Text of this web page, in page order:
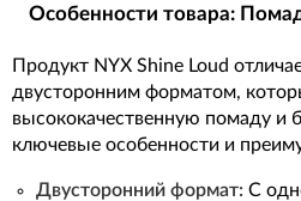
Особенности товара:
Продукт NYX Shine Loud
двусторонним форматом,
высококачественную помаду и
ключевые особенности и
Двусторонний формат: С